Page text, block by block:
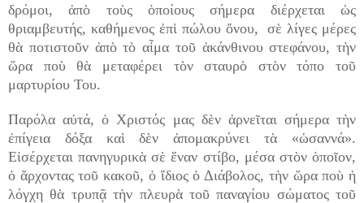
δρόμοι, ἀπὸ τοὺς ὁποίους σήμερα διέρχεται ὡς
θριαμβευτής, καθήμενος ἐπὶ πώλου ὄνου, σὲ λίγες μέρες
θὰ ποτιστοῦν ἀπὸ τὸ αἷμα τοῦ ἀκάνθινου στεφάνου, τὴν
ὥρα ποὺ θὰ μεταφέρει τὸν σταυρὸ στὸν τόπο τοῦ
μαρτυρίου Του.
Παρόλα αὐτά, ὁ Χριστός μας δὲν ἀρνεῖται σήμερα τὴν
ἐπίγεια δόξα καὶ δὲν ἀπομακρύνει τὰ «ὡσαννά».
Εἰσέρχεται πανηγυρικὰ σὲ ἕναν στίβο, μέσα στὸν ὁποῖον,
ὁ ἄρχοντας τοῦ κακοῦ, ὁ ἴδιος ὁ Διάβολος, τὴν ὥρα ποὺ ἡ
λόγχη θὰ τρυπᾷ τὴν πλευρὰ τοῦ παναγίου σώματος τοῦ